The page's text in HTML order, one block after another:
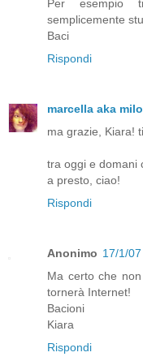
Per esempio
semplicemente
Baci
Rispondi
marcella aka milo
ma grazie, Kiara!
tra oggi e domani
a presto, ciao!
Rispondi
Anonimo 17/1/07
Ma certo che
tornerà Internet!
Bacioni
Kiara
Rispondi